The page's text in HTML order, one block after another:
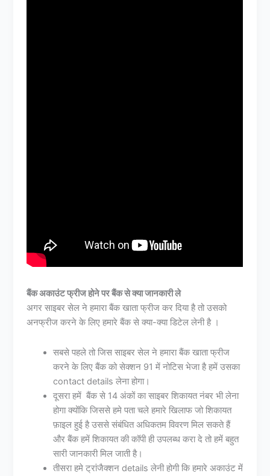
बैंक अकाउंट फ्रीज होने पर बैंक से क्या जानकारी ले
अगर साइबर सेल ने हमारा बैंक खाता फ्रीज कर दिया है तो उसको
अनफ्रीज करने के लिए हमारे बैंक से क्या-क्या डिटेल लेनी है ।
सबसे पहले तो जिस साइबर सेल ने हमारा बैंक खाता फ्रीज
करने के लिए बैंक को सेक्शन 91 में नोटिस भेजा है हमें उसका
contact details लेना होगा।
दूसरा हमें बैंक से 14 अंकों का साइबर शिकायत नंबर भी लेना
होगा क्योंकि जिससे हमे पता चले हमारे खिलाफ जो शिकायत
फ़ाइल हुई है उससे संबंधित अधिकतम विवरण मिल सकते हैं
और बैंक हमें शिकायत की कॉपी ही उपलब्ध करा दे तो हमें बहुत
सारी जानकारी मिल जाती है।
तीसरा हमे ट्रांजैक्शन details लेनी होगी कि हमारे अकाउंट में